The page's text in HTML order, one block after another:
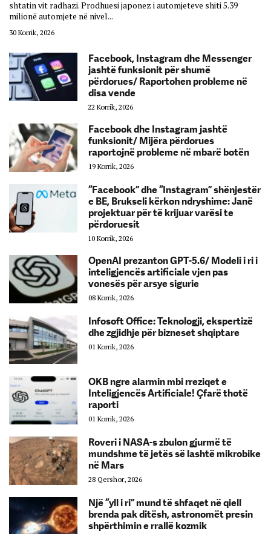
shtatin vit radhazi. Prodhuesi japonez i automjeteve shiti 5.39
milionë automjete në nivel...
30 Korrik, 2026
Facebook, Instagram dhe Messenger
jashtë funksionit për shumë
përdorues/ Raportohen probleme në
disa vende
22 Korrik, 2026
Facebook dhe Instagram jashtë
funksionit/ Mijëra përdorues
raportojnë probleme në mbarë botën
19 Korrik, 2026
“Facebook” dhe “Instagram” shënjestër
e BE, Brukseli kërkon ndryshime: Janë
projektuar për të krijuar varësi te
përdoruesit
10 Korrik, 2026
OpenAI prezanton GPT-5.6/ Modeli i ri i
inteligjencës artificiale vjen pas
vonesës për arsye sigurie
08 Korrik, 2026
Infosoft Office: Teknologji, ekspertizë
dhe zgjidhje për bizneset shqiptare
01 Korrik, 2026
OKB ngre alarmin mbi rreziqet e
Inteligjencës Artificiale! Çfarë thotë
raporti
01 Korrik, 2026
Roveri i NASA-s zbulon gjurmë të
mundshme të jetës së lashtë mikrobike
në Mars
28 Qershor, 2026
Një “yll i ri” mund të shfaqet në qiell
brenda pak ditësh, astronomët presin
shpërthimin e rrallë kozmik